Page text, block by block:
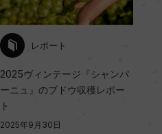
レポート
2025ヴィンテージ『シャンパ
ーニュ』のブドウ収穫レポー
ト
2025年9月30日